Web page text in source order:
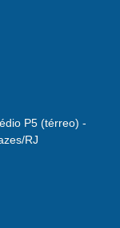
P5 (térreo) -
RJ